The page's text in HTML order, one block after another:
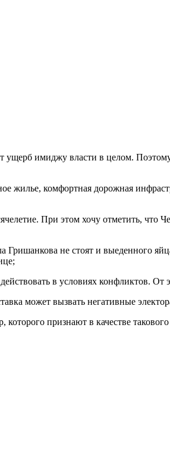
имиджу власти в целом.
жилье, комфортная дорожная
При этом хочу отметить, что
не стоят и выеденного
в условиях конфликтов. От
может вызвать негативные
признают в качестве